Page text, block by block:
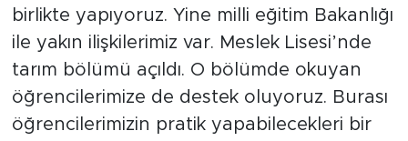
birlikte yapıyoruz. Yine milli eğitim Bakanlığı
ile yakın ilişkilerimiz var. Meslek Lisesi’nde
tarım bölümü açıldı. O bölümde okuyan
öğrencilerimize de destek oluyoruz. Burası
öğrencilerimizin pratik yapabilecekleri bir